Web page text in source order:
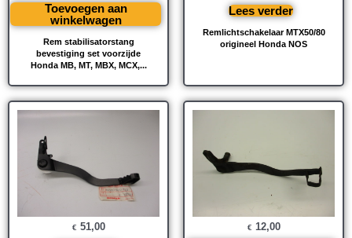
Rem stabilisatorstang
bevestiging set voorzijde
Honda MB, MT, MBX, MCX,...
Toevoegen aan
winkelwagen
Remlichtschakelaar MTX50/80
origineel Honda NOS
Lees verder
€ 51,00 € 12,00